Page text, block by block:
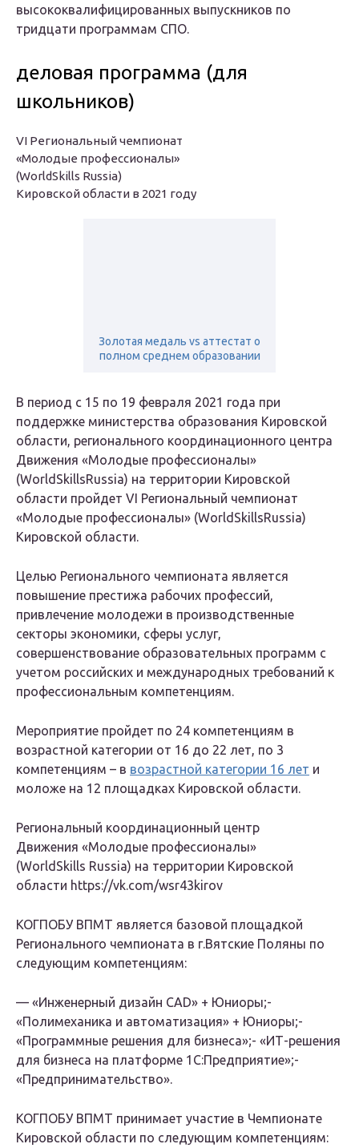
высококвалифицированных выпускников по
тридцати программам СПО.
деловая программа (для
школьников)
VI Региональный чемпионат
«Молодые профессионалы»
(WorldSkills Russia)
Кировской области в 2021 году
Золотая медаль vs аттестат о
полном среднем образовании
В период с 15 по 19 февраля 2021 года при
поддержке министерства образования Кировской
области, регионального координационного центра
Движения «Молодые профессионалы»
(WorldSkillsRussia) на территории Кировской
области пройдет VI Региональный чемпионат
«Молодые профессионалы» (WorldSkillsRussia)
Кировской области.
Целью Регионального чемпионата является
повышение престижа рабочих профессий,
привлечение молодежи в производственные
секторы экономики, сферы услуг,
совершенствование образовательных программ с
учетом российских и международных требований к
профессиональным компетенциям.
Мероприятие пройдет по 24 компетенциям в
возрастной категории от 16 до 22 лет, по 3
компетенциям – в возрастной категории 16 лет и
моложе на 12 площадках Кировской области.
Региональный координационный центр
Движения «Молодые профессионалы»
(WorldSkills Russia) на территории Кировской
области https://vk.com/wsr43kirov
КОГПОБУ ВПМТ является базовой площадкой
Регионального чемпионата в г.Вятские Поляны по
следующим компетенциям:
— «Инженерный дизайн CAD» + Юниоры;-
«Полимеханика и автоматизация» + Юниоры;-
«Программные решения для бизнеса»;- «ИТ-решения
для бизнеса на платформе 1С:Предприятие»;-
«Предпринимательство».
КОГПОБУ ВПМТ принимает участие в Чемпионате
Кировской области по следующим компетенциям: